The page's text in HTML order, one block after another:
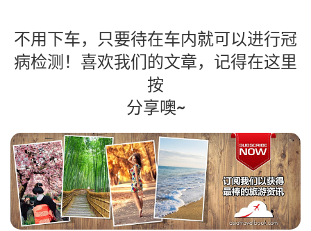
不用下车，只要待在车内就可以进行冠
病检测！喜欢我们的文章，记得在这里
按
分享噢~